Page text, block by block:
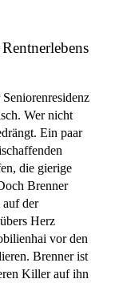
Wer nicht
Ein paar
die gierige
Brenner
auf der
Herz
vor den
Brenner ist
Killer auf ihn